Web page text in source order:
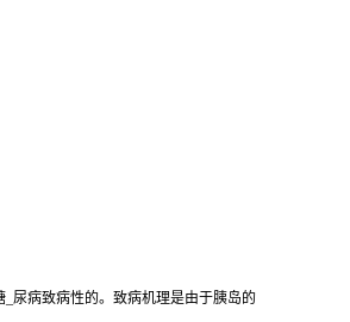
_尿病致病性的。致病机理是由于胰岛的